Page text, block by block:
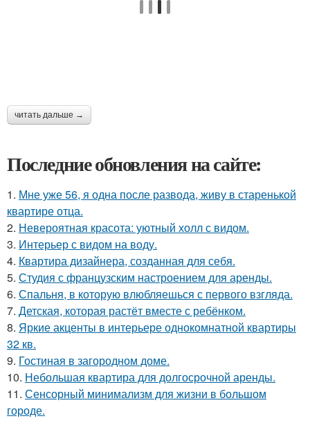
читать дальше →
Последние обновления на сайте:
1. Мне уже 56, я одна после развода, живу в старенькой
квартире отца.
2. Невероятная красота: уютный холл с видом.
3. Интерьер с видом на воду.
4. Квартира дизайнера, созданная для себя.
5. Студия с французским настроением для аренды.
6. Спальня, в которую влюбляешься с первого взгляда.
7. Детская, которая растёт вместе с ребёнком.
8. Яркие акценты в интерьере однокомнатной квартиры
32 кв.
9. Гостиная в загородном доме.
10. Небольшая квартира для долгосрочной аренды.
11. Сенсорный минимализм для жизни в большом
городе.